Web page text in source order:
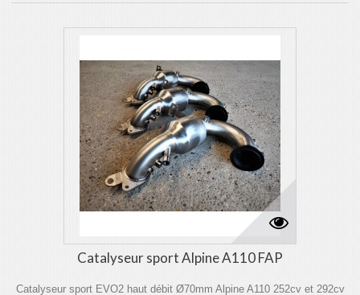
Catalyseur sport Alpine A110 FAP
Catalyseur sport EVO2 haut débit Ø70mm Alpine A110 252cv et 292cv